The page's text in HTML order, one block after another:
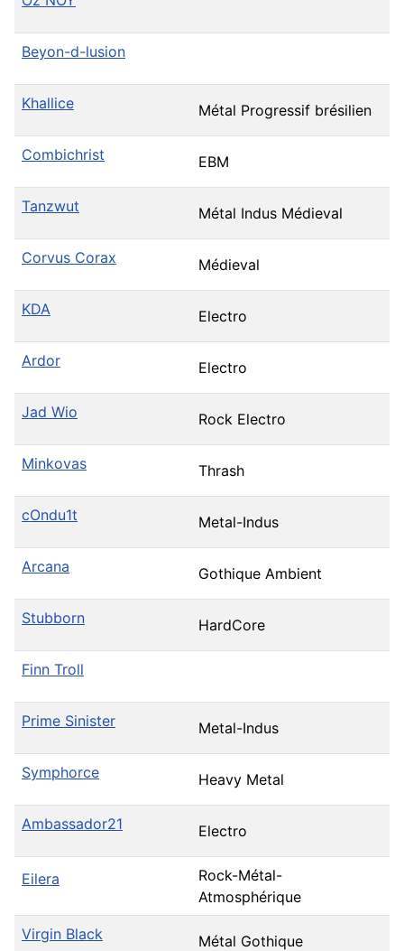
Beyon-d-lusion
Khallice Métal Progressif brésilien
Combichrist EBM
Tanzwut Métal Indus Médieval
Corvus Corax Médieval
KDA Electro
Ardor Electro
Jad Wio Rock Electro
Minkovas Thrash
cOndu1t Metal-Indus
Arcana Gothique Ambient
Stubborn HardCore
Finn Troll
Prime Sinister Metal-Indus
Symphorce Heavy Metal
Ambassador21 Electro
Eilera
Rock-Métal-
Atmosphérique
Virgin Black Métal Gothique